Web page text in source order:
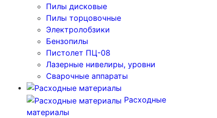
Пилы дисковые
Пилы торцовочные
Электролобзики
Бензопилы
Пистолет ПЦ-08
Лазерные нивелиры, уровни
Сварочные аппараты
Расходные
материалы